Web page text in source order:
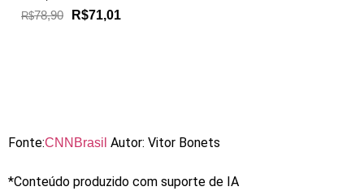
R$78,90 R$71,01
Fonte:CNNBrasil Autor: Vitor Bonets
*Conteúdo produzido com suporte de IA